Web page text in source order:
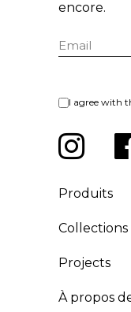
encore.
I agree with
Produits
Collections
Projects
À propos